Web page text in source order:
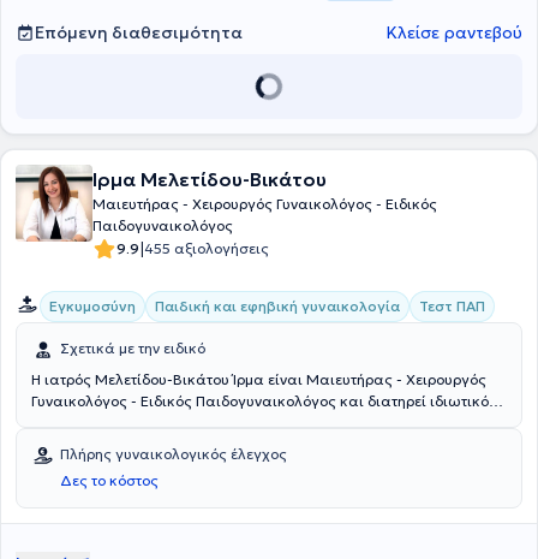
Επόμενη διαθεσιμότητα Κλείσε ραντεβού
Ίρμα Μελετίδου-Βικάτου
Μαιευτήρας - Χειρουργός Γυναικολόγος - Ειδικός
Παιδογυναικολόγος
9.9|455 αξιολογήσεις
Εγκυμοσύνη Παιδική και εφηβική γυναικολογία Τεστ ΠΑΠ
Σχετικά με την ειδικό
Η ιατρός Μελετίδου-Βικάτου Ίρμα είναι Μαιευτήρας - Χειρουργός
Γυναικολόγος - Ειδικός Παιδογυναικολόγος και διατηρεί ιδιωτικό
Γυναικολογία στο Γενικό Κρατικό Νοσοκομείο Αθηνών Γ. Γενηματάς
και στο Γενικό Νοσοκομείο Ν. Ιωνίας, Πατησίων
"Κωνσταντοπούλειο". Παράλληλα διατελεί επιστημονική
συνεργάτης στη Β' Μαιευτική - Γυναικολογική κλινική του
εξειδικεύεται στην Παιδική - Εφηβική Γυναικολογία και
Πλήρης γυναικολογικός έλεγχος
Δες το κόστος